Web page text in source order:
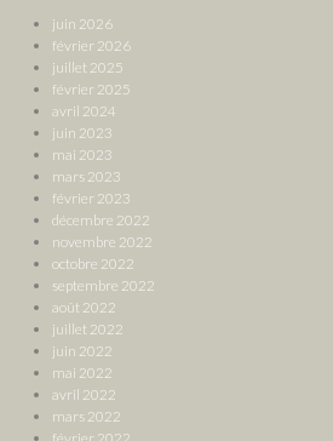
juin 2026
février 2026
juillet 2025
février 2025
avril 2024
juin 2023
mai 2023
mars 2023
février 2023
décembre 2022
novembre 2022
octobre 2022
septembre 2022
août 2022
juillet 2022
juin 2022
mai 2022
avril 2022
mars 2022